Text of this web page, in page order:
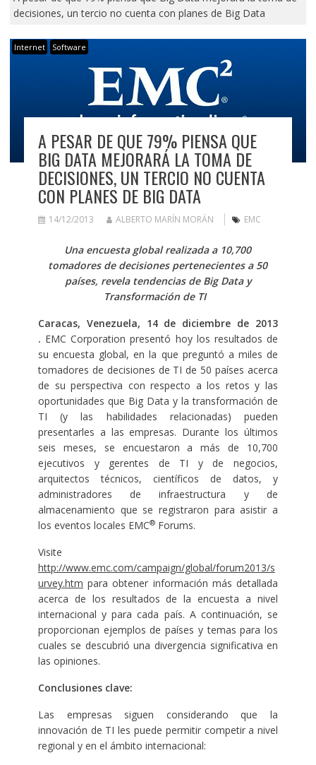
decisiones, un tercio no cuenta con planes de Big Data
Internet Software
A PESAR DE QUE 79% PIENSA QUE
BIG DATA MEJORARÁ LA TOMA DE
DECISIONES, UN TERCIO NO CUENTA
CON PLANES DE BIG DATA
14/12/2013 ALBERTO MARÍN MORÁN EMC
Una encuesta global realizada a 10,700
tomadores de decisiones pertenecientes a 50
países, revela tendencias de Big Data y
Transformación de TI
Caracas, Venezuela, 14 de diciembre de 2013
. EMC Corporation presentó hoy los resultados de
su encuesta global, en la que preguntó a miles de
tomadores de decisiones de TI de 50 países acerca
de su perspectiva con respecto a los retos y las
oportunidades que Big Data y la transformación de
TI (y las habilidades relacionadas) pueden
presentarles a las empresas. Durante los últimos
seis meses, se encuestaron a más de 10,700
ejecutivos y gerentes de TI y de negocios,
arquitectos técnicos, científicos de datos, y
administradores de infraestructura y de
almacenamiento que se registraron para asistir a
los eventos locales EMC®Forums.
Visite
http://www.emc.com/campaign/global/forum2013/s
urvey.htm para obtener información más detallada
acerca de los resultados de la encuesta a nivel
internacional y para cada país. A continuación, se
proporcionan ejemplos de países y temas para los
cuales se descubrió una divergencia significativa en
las opiniones.
Conclusiones clave:
Las empresas siguen considerando que la
innovación de TI les puede permitir competir a nivel
regional y en el ámbito internacional: